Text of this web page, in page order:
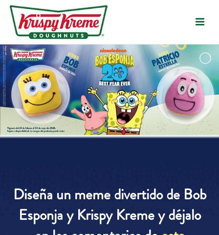
Diseña un meme divertido de Bob
Esponja y Krispy Kreme y déjalo